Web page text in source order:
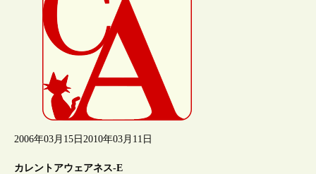
2006年03月15日 2010年03月11日
カレントアウェアネス-E